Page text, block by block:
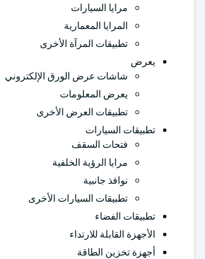
مرايا السيارات
المرايا المعمارية
تطبيقات المرآة الأخرى
يعرض
شاشات عرض الورق الإلكتروني
يعرض المعلومات
تطبيقات العرض الأخرى
تطبيقات السيارات
فتحات السقف
مرايا الرؤية الخلفية
نوافذ جانبية
تطبيقات السيارات الأخرى
تطبيقات الفضاء
الأجهزة القابلة للارتداء
أجهزة تخزين الطاقة